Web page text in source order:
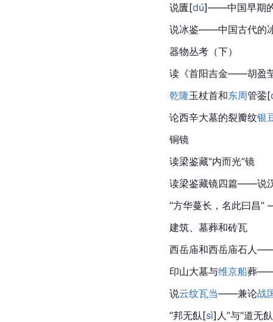
说匵[dú]——中国早期
说冰鉴——中国古代的
器物丛考（下）
读《首阳吉金——胡盈
乾隆玉杖首和东周管銎[
论西辛大墓的裂瓣纹银
铜镜
读梁鉴藏“内而光”镜
读梁鉴藏镜四篇——说
“方华蔓长，名此曰昌”
建筑、墓葬和砖瓦
西岳庙和西岳庙石人
印山大墓与维京船葬
说云纹瓦当——兼论战
“邦无飤[sì] 人”与“道无